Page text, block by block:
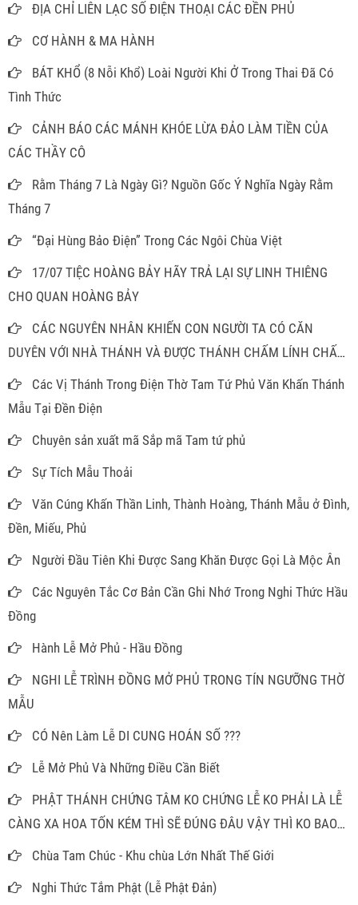
ĐỊA CHỈ LIÊN LẠC SỐ ĐIỆN THOẠI CÁC ĐỀN PHỦ
CƠ HÀNH & MA HÀNH
BÁT KHỔ (8 Nỗi Khổ) Loài Người Khi Ở Trong Thai Đã Có
Tình Thức
CẢNH BÁO CÁC MÁNH KHÓE LỪA ĐẢO LÀM TIỀN CỦA
CÁC THẦY CÔ
Rằm Tháng 7 Là Ngày Gì? Nguồn Gốc Ý Nghĩa Ngày Rằm
Tháng 7
“Đại Hùng Bảo Điện” Trong Các Ngôi Chùa Việt
17/07 TIỆC HOÀNG BẢY HÃY TRẢ LẠI SỰ LINH THIÊNG
CHO QUAN HOÀNG BẢY
CÁC NGUYÊN NHÂN KHIẾN CON NGƯỜI TA CÓ CĂN
DUYÊN VỚI NHÀ THÁNH VÀ ĐƯỢC THÁNH CHẤM LÍNH CHẤM
ĐỒNGCác Vị Thánh Trong Điện Thờ Tam Tứ Phủ Văn Khấn Thánh
Mẫu Tại Đền Điện
Chuyên sản xuất mã Sắp mã Tam tứ phủ
Sự Tích Mẫu Thoải
Văn Cúng Khấn Thần Linh, Thành Hoàng, Thánh Mẫu ở Đình,
Đền, Miếu, Phủ
Người Đầu Tiên Khi Được Sang Khăn Được Gọi Là Mộc Ân
Các Nguyên Tắc Cơ Bản Cần Ghi Nhớ Trong Nghi Thức Hầu
Đồng
Hành Lễ Mở Phủ - Hầu Đồng
NGHI LỄ TRÌNH ĐỒNG MỞ PHỦ TRONG TÍN NGƯỠNG THỜ
MẪU
CÓ Nên Làm Lễ DI CUNG HOÁN SỐ ???
Lễ Mở Phủ Và Những Điều Cần Biết
PHẬT THÁNH CHỨNG TÂM KO CHỨNG LỄ KO PHẢI LÀ LỄ
CÀNG XA HOA TỐN KÉM THÌ SẼ ĐÚNG ĐÂU VẬY THÌ KO BAO
GIỜ PHẢI MÂM CAO CỖ ĐẦY ĐỂ LÀM GÌ
Chùa Tam Chúc - Khu chùa Lớn Nhất Thế Giới
Nghi Thức Tắm Phật (Lễ Phật Đản)